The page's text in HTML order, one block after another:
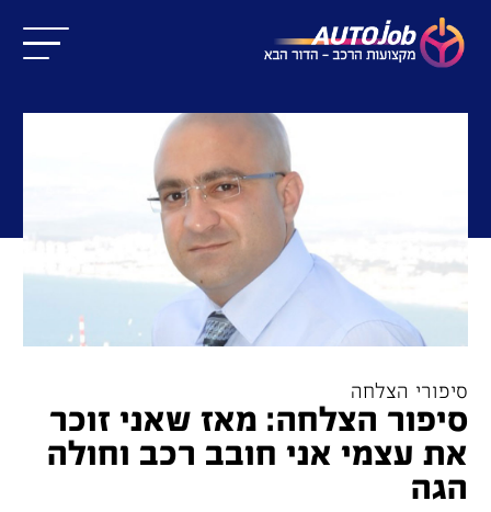
סיפורי הצלחה
סיפור הצלחה: מאז שאני זוכר
את עצמי אני חובב רכב וחולה
הגה